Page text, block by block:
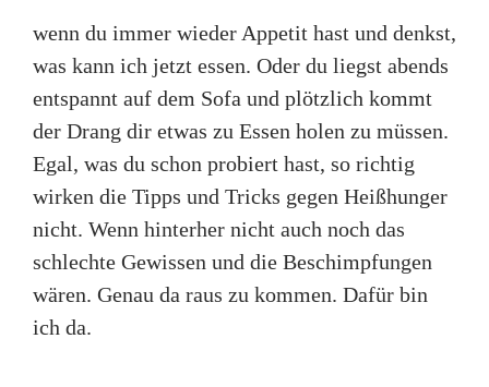
wenn du immer wieder Appetit hast und denkst,
was kann ich jetzt essen. Oder du liegst abends
entspannt auf dem Sofa und plötzlich kommt
der Drang dir etwas zu Essen holen zu müssen.
Egal, was du schon probiert hast, so richtig
wirken die Tipps und Tricks gegen Heißhunger
nicht. Wenn hinterher nicht auch noch das
schlechte Gewissen und die Beschimpfungen
wären. Genau da raus zu kommen. Dafür bin
ich da.